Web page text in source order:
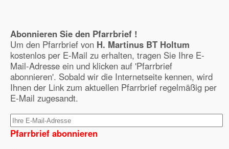
Abonnieren Sie den Pfarrbrief !
Um den Pfarrbrief von H. Martinus BT Holtum
kostenlos per E-Mail zu erhalten, tragen Sie Ihre E-
Mail-Adresse ein und klicken auf 'Pfarrbrief
abonnieren'. Sobald wir die Internetseite kennen, wird
Ihnen der Link zum aktuellen Pfarrbrief regelmäßig per
E-Mail zugesandt.
Pfarrbrief abonnieren